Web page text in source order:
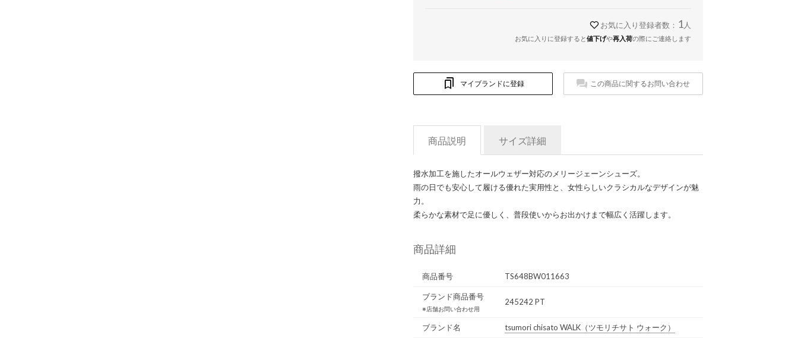
お気に入り登録者数： 1 人
お気に入りに登録すると値下げや再入荷の際にご連絡します
マイブランドに登録 この商品に関するお問い合わせ
商品説明 サイズ詳細
撥水加工を施したオールウェザー対応のメリージェーンシューズ。
雨の日でも安心して履ける優れた実用性と、女性らしいクラシカルなデザインが魅
力。
柔らかな素材で足に優しく、普段使いからお出かけまで幅広く活躍します。
商品詳細
商品番号 TS648BW011663
ブランド商品番号
※店舗お問い合わせ用
245242 PT
ブランド名 tsumori chisato WALK （ツモリチサト ウォーク）